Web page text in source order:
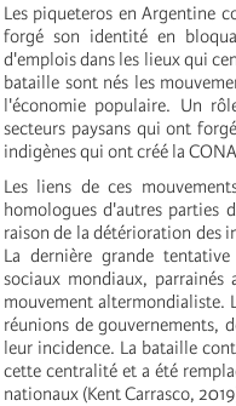
Les piqueteros en Argentine
forgé son identité en
d'emplois dans les lieux qui
bataille sont nés les
l'économie populaire. Un
secteurs paysans qui ont
indigènes qui ont créé la
Les liens de ces
homologues d'autres parties
raison de la détérioration des
La dernière grande
sociaux mondiaux,
mouvement altermondialiste.
réunions de gouvernements,
leur incidence. La bataille
cette centralité et a été
nationaux (Kent Carrasco,